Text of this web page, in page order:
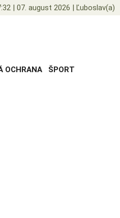
| 07. august 2026 | Ľuboslav(a)
OCHRANA ŠPORT